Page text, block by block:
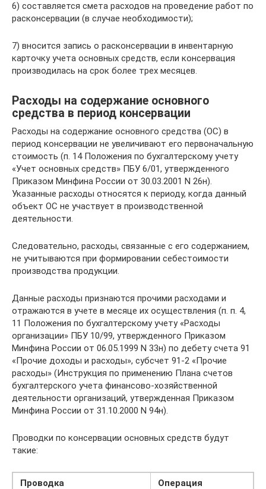
6) составляется смета расходов на проведение работ по
расконсервации (в случае необходимости);
7) вносится запись о расконсервации в инвентарную
карточку учета основных средств, если консервация
производилась на срок более трех месяцев.
Расходы на содержание основного
средства в период консервации
Расходы на содержание основного средства (ОС) в
период консервации не увеличивают его первоначальную
стоимость (п. 14 Положения по бухгалтерскому учету
«Учет основных средств» ПБУ 6/01, утвержденного
Приказом Минфина России от 30.03.2001 N 26н).
Указанные расходы относятся к периоду, когда данный
объект ОС не участвует в производственной
деятельности.
Следовательно, расходы, связанные с его содержанием,
не учитываются при формировании себестоимости
производства продукции.
Данные расходы признаются прочими расходами и
отражаются в учете в месяце их осуществления (п. п. 4,
11 Положения по бухгалтерскому учету «Расходы
организации» ПБУ 10/99, утвержденного Приказом
Минфина России от 06.05.1999 N 33н) по дебету счета 91
«Прочие доходы и расходы», субсчет 91-2 «Прочие
расходы» (Инструкция по применению Плана счетов
бухгалтерского учета финансово-хозяйственной
деятельности организаций, утвержденная Приказом
Минфина России от 31.10.2000 N 94н).
Проводки по консервации основных средств будут
такие:
Проводка
Операция